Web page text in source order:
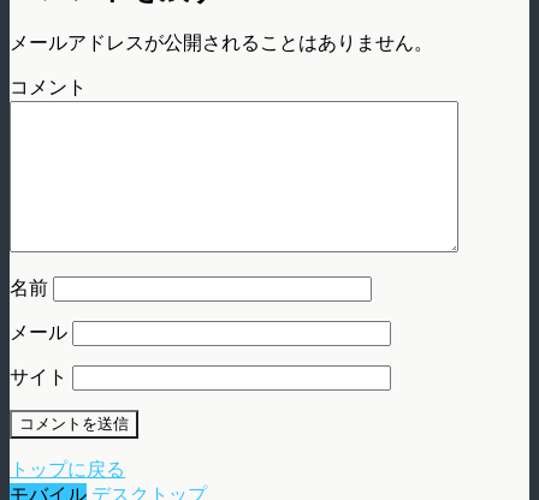
メールアドレスが公開されることはありません。
コメント
名前
メール
サイト
トップに戻る
モバイル デスクトップ